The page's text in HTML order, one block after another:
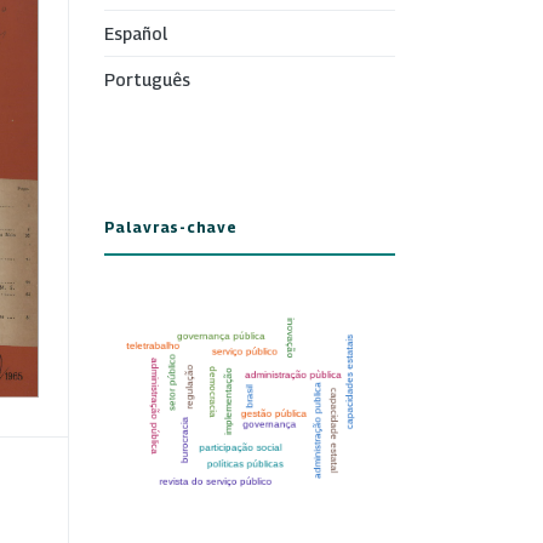
Español
Português
Palavras-chave